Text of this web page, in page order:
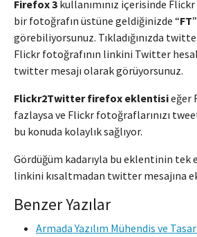
Firefox 3 kullanımınız içerisinde
bir fotoğrafın üstüne geldiğinizde “FT
görebiliyorsunuz. Tıkladığınızda
Flickr fotoğrafının linkini Twitter
twitter mesajı olarak görüyorsunuz.
Flickr2Twitter firefox eklentisieğer
fazlaysa ve Flickr fotoğraflarınızı
bu konuda kolaylık sağlıyor.
Gördüğüm kadarıyla bu eklentinin
linkini kısaltmadan twitter mesajına
Benzer Yazılar
Armada Yazılım Mühendis ve